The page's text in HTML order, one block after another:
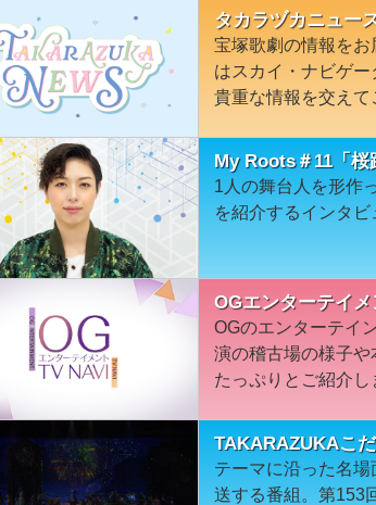
タカラヅカニュー
宝塚歌劇の情報を
はスカイ・ナビゲ
貴重な情報を交えて
My Roots＃11「桜
1人の舞台人を形作
を紹介するインタビ
OGエンターテイ
OGのエンターテイ
演の稽古場の様子や
たっぷりとご紹介し
TAKARAZUKAこ
テーマに沿った名
送する番組。第153